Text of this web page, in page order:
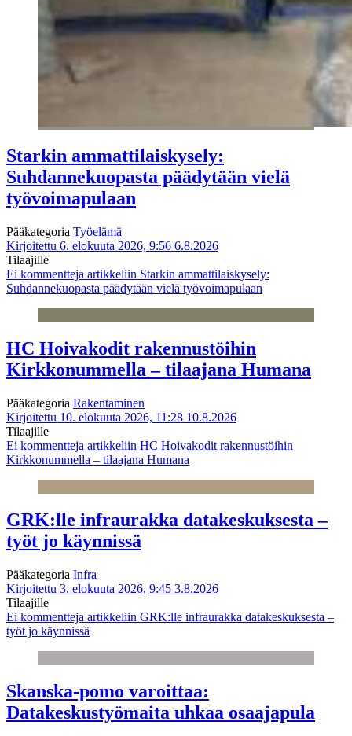
Starkin ammattilaiskysely:
Suhdannekuopasta päädytään vielä
työvoimapulaan
Pääkategoria Työelämä
Kirjoitettu 6. elokuuta 2026, 9:56 6.8.2026
Tilaajille
Ei kommentteja artikkeliin Starkin ammattilaiskysely:
Suhdannekuopasta päädytään vielä työvoimapulaan
HC Hoivakodit rakennustöihin
Kirkkonummella – tilaajana Humana
Pääkategoria Rakentaminen
Kirjoitettu 10. elokuuta 2026, 11:28 10.8.2026
Tilaajille
Ei kommentteja artikkeliin HC Hoivakodit rakennustöihin
Kirkkonummella – tilaajana Humana
GRK:lle infraurakka datakeskuksesta –
työt jo käynnissä
Pääkategoria Infra
Kirjoitettu 3. elokuuta 2026, 9:45 3.8.2026
Tilaajille
Ei kommentteja artikkeliin GRK:lle infraurakka datakeskuksesta –
työt jo käynnissä
Skanska-pomo varoittaa:
Datakeskustyömaita uhkaa osaajapula